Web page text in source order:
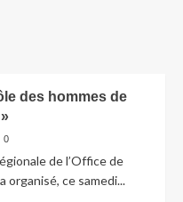
des hommes de
0
de l’Office de
organisé, ce samedi...